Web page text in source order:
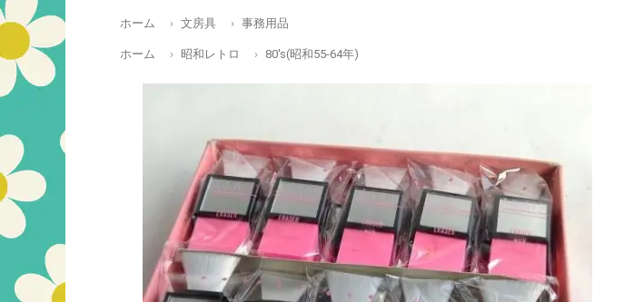
ホーム 文房具 事務用品
ホーム 昭和レトロ 80's(昭和55-64年)